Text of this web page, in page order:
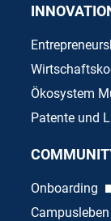
Ökosystem
Patente und
Onboarding
Campusleben